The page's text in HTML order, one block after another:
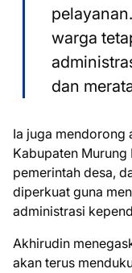
warga
dan
Ia juga mendorong
Kabupaten Murung
pemerintah desa,
diperkuat guna
administrasi
Akhirudin
akan terus